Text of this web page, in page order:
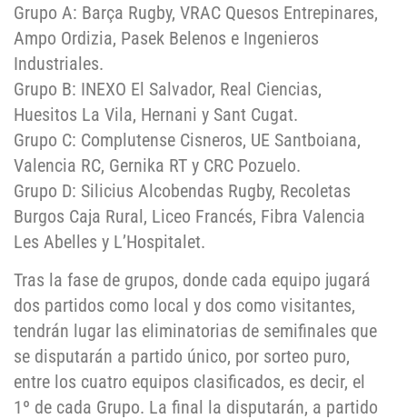
Grupo A: Barça Rugby, VRAC Quesos Entrepinares,
Ampo Ordizia, Pasek Belenos e Ingenieros
Industriales.
Grupo B: INEXO El Salvador, Real Ciencias,
Huesitos La Vila, Hernani y Sant Cugat.
Grupo C: Complutense Cisneros, UE Santboiana,
Valencia RC, Gernika RT y CRC Pozuelo.
Grupo D: Silicius Alcobendas Rugby, Recoletas
Burgos Caja Rural, Liceo Francés, Fibra Valencia
Les Abelles y L’Hospitalet.
Tras la fase de grupos, donde cada equipo jugará
dos partidos como local y dos como visitantes,
tendrán lugar las eliminatorias de semifinales que
se disputarán a partido único, por sorteo puro,
entre los cuatro equipos clasificados, es decir, el
1º de cada Grupo. La final la disputarán, a partido